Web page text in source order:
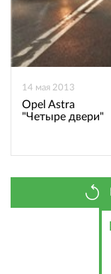
14 мая 2013
Opel Astra
"Четыре двери"